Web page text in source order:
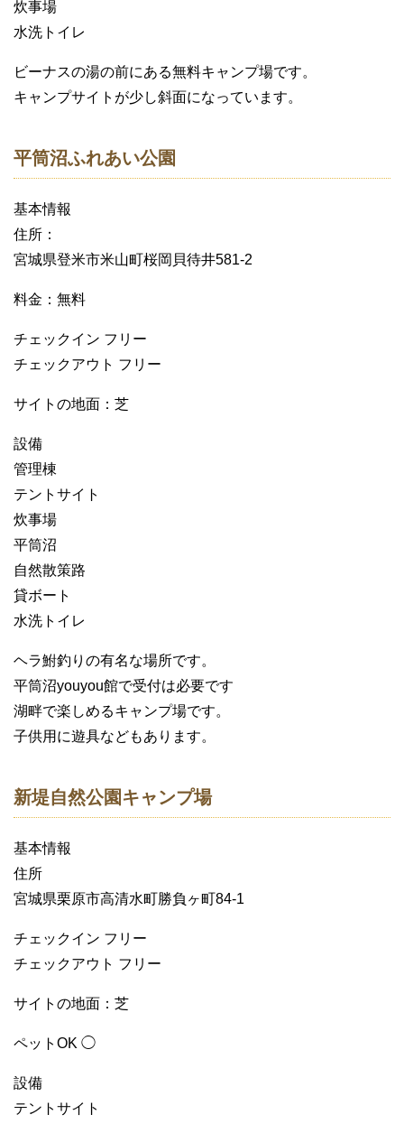
炊事場
水洗トイレ
ビーナスの湯の前にある無料キャンプ場です。
キャンプサイトが少し斜面になっています。
平筒沼ふれあい公園
基本情報
住所：
宮城県登米市米山町桜岡貝待井581-2
料金：無料
チェックイン フリー
チェックアウト フリー
サイトの地面：芝
設備
管理棟
テントサイト
炊事場
平筒沼
自然散策路
貸ボート
水洗トイレ
ヘラ鮒釣りの有名な場所です。
平筒沼youyou館で受付は必要です
湖畔で楽しめるキャンプ場です。
子供用に遊具などもあります。
新堤自然公園キャンプ場
基本情報
住所
宮城県栗原市高清水町勝負ヶ町84-1
チェックイン フリー
チェックアウト フリー
サイトの地面：芝
ペットOK ◯
設備
テントサイト